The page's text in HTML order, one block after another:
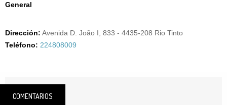
General
Dirección: Avenida D. João I, 833 - 4435-208 Rio Tinto
Teléfono: 224808009
COMENTARIOS